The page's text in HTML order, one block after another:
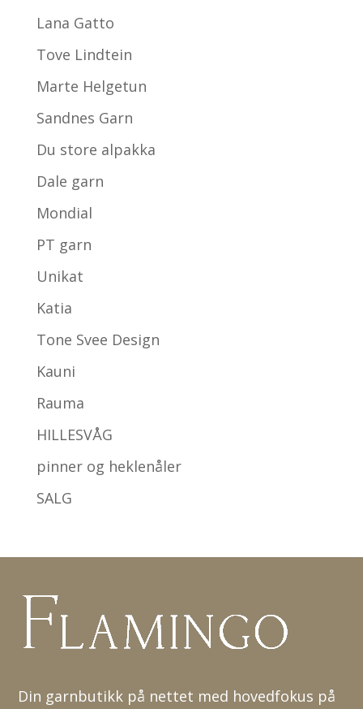
Lana Gatto
Tove Lindtein
Marte Helgetun
Sandnes Garn
Du store alpakka
Dale garn
Mondial
PT garn
Unikat
Katia
Tone Svee Design
Kauni
Rauma
HILLESVÅG
pinner og heklenåler
SALG
Din garnbutikk på nettet med hovedfokus på